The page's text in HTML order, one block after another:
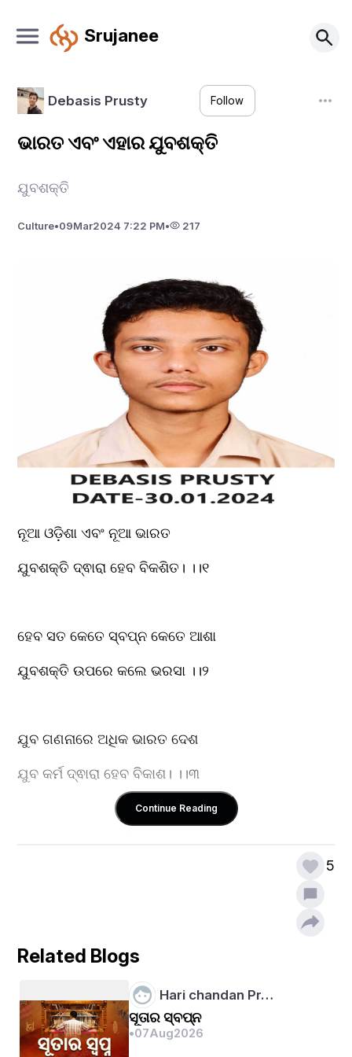
Srujanee
Debasis Prusty Follow
ଭାରତ ଏବଂ ଏହାର ଯୁବଶକ୍ତି
ଯୁବଶକ୍ତି
Culture•09Mar2024 7:22 PM• 217
ନୂଆ ଓଡ଼ିଶା ଏବଂ ନୂଆ ଭାରତ
ଯୁବଶକ୍ତି ଦ୍ଵାରା ହେବ ବିକଶିତ। ।।୧
ହେବ ସତ କେତେ ସ୍ବପ୍ନ କେତେ ଆଶା
ଯୁବଶକ୍ତି ଉପରେ କଲେ ଭରସା ।।୨
ଯୁବ ଗଣନାରେ ଅଧିକ ଭାରତ ଦେଶ
ଯୁବ କର୍ମ ଦ୍ଵାରା ହେବ ବିକାଶ। ।।୩
ଆଧ୍ୟାତ୍ମିକତା ହେଉଛି ଭାରତର ଶକ୍ତି
ଯୁବ ଶକ୍ତି କରେ ଏହାକୁ ଭକ୍ତି। ।।୫
ହାରି ହାରି ଜିତିବା ଏ ଜୀବନରେ
Continue Reading
5
Related Blogs
Hari chandan Pr…
ସୂତାର ସ୍ବପ୍ନ
•07Aug2026